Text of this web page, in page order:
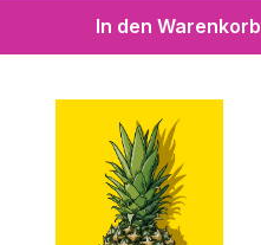
In den Warenkorb